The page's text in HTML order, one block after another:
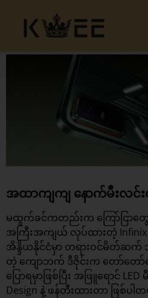
content
အထာကျကျ နောက်မီးလင်း
မထွက်ခင်ကတည်းက ကြော်ငြာတွေ
အကြီးအကျယ် လုပ်ထားတဲ့ Infinix
အိန္ဒိယနိုင်ငံမှာ တရားဝင်မိတ်ဆက် သွာ
တဲ့ ကျောဘက် ဒီဇိုင်းက တော်တ
ပြောရမှာဖြစ်ပြီး အဖြူရောင်
Design နဲ့ ဖန်တီးထားတာ ဖြစ်ပါ